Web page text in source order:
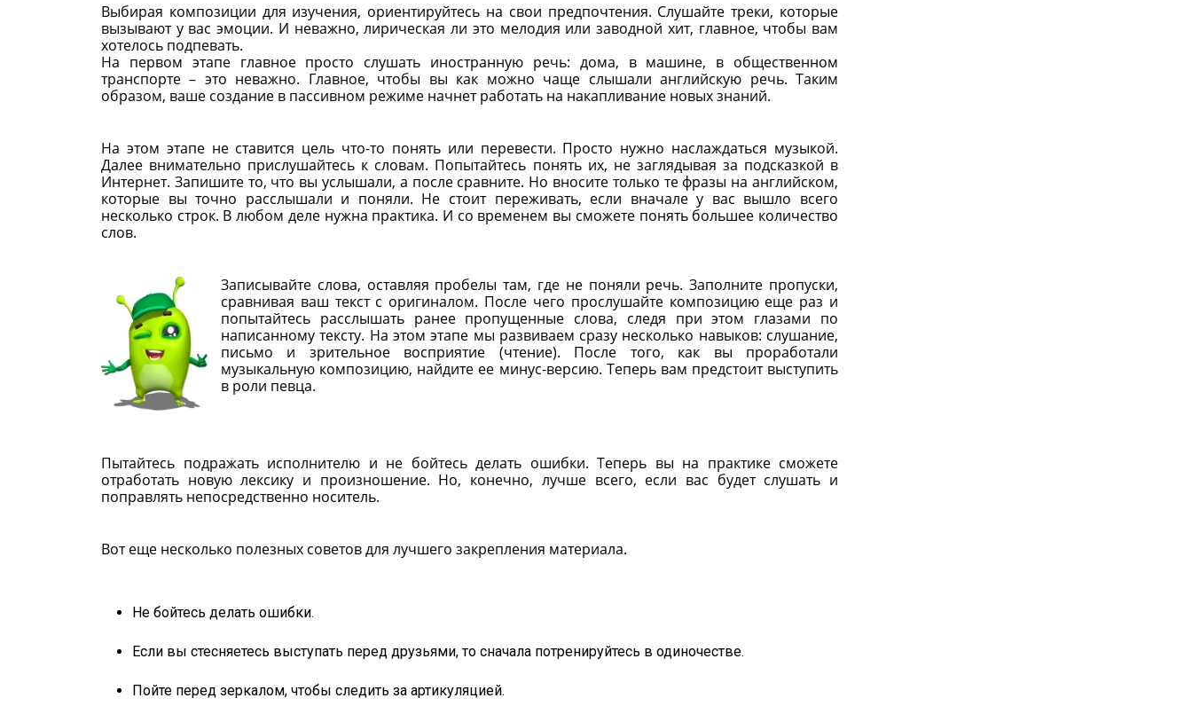
Выбирая композиции для изучения, ориентируйтесь на свои предпочтения. Слушайте треки, которые
вызывают у вас эмоции. И неважно, лирическая ли это мелодия или заводной хит, главное, чтобы вам
хотелось подпевать.
На первом этапе главное просто слушать иностранную речь: дома, в машине, в общественном
транспорте – это неважно. Главное, чтобы вы как можно чаще слышали английскую речь. Таким
образом, ваше создание в пассивном режиме начнет работать на накапливание новых знаний.
На этом этапе не ставится цель что-то понять или перевести. Просто нужно наслаждаться музыкой.
Далее внимательно прислушайтесь к словам. Попытайтесь понять их, не заглядывая за подсказкой в
Интернет. Запишите то, что вы услышали, а после сравните. Но вносите только те фразы на английском,
которые вы точно расслышали и поняли. Не стоит переживать, если вначале у вас вышло всего
несколько строк. В любом деле нужна практика. И со временем вы сможете понять большее количество
слов.
Записывайте слова, оставляя пробелы там, где не поняли речь. Заполните пропуски,
сравнивая ваш текст с оригиналом. После чего прослушайте композицию еще раз и
попытайтесь расслышать ранее пропущенные слова, следя при этом глазами по
написанному тексту. На этом этапе мы развиваем сразу несколько навыков: слушание,
письмо и зрительное восприятие (чтение). После того, как вы проработали
музыкальную композицию, найдите ее минус-версию. Теперь вам предстоит выступить
в роли певца.
Пытайтесь подражать исполнителю и не бойтесь делать ошибки. Теперь вы на практике сможете
отработать новую лексику и произношение. Но, конечно, лучше всего, если вас будет слушать и
поправлять непосредственно носитель.
Вот еще несколько полезных советов для лучшего закрепления материала.
Не бойтесь делать ошибки.
Если вы стесняетесь выступать перед друзьями, то сначала потренируйтесь в одиночестве.
Пойте перед зеркалом, чтобы следить за артикуляцией.